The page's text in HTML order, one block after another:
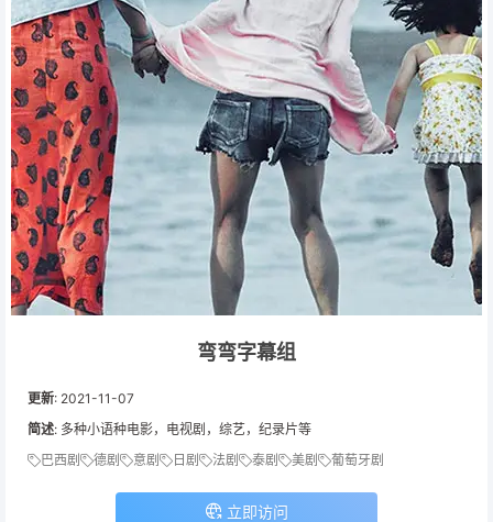
弯弯字幕组
更新: 2021-11-07
简述: 多种小语种电影，电视剧，综艺，纪录片等
巴西剧
德剧 意剧 日剧 法剧 泰剧 美剧 葡萄牙剧
立即访问